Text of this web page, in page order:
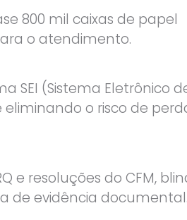
800 mil caixas de papel
o atendimento.
SEI (Sistema Eletrônico
o risco de
e resoluções do CFM,
de evidência documental.